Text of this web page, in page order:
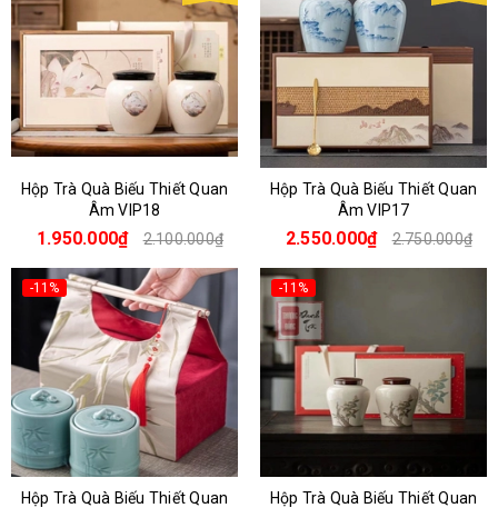
Hộp Trà Quà Biếu Thiết Quan
Âm VIP18
1.950.000₫ 2.100.000₫
Hộp Trà Quà Biếu Thiết Quan
Âm VIP17
2.550.000₫ 2.750.000₫
-11%
Hộp Trà Quà Biếu Thiết Quan
-11%
Hộp Trà Quà Biếu Thiết Quan